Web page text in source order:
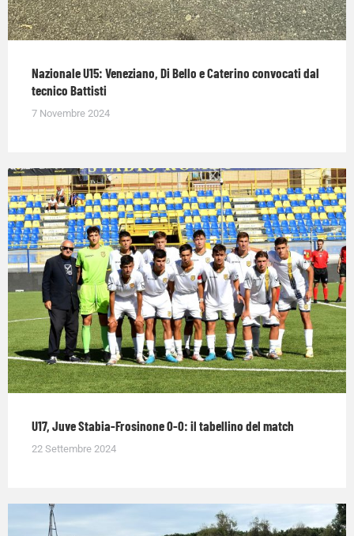
Nazionale U15: Veneziano, Di Bello e Caterino convocati dal
tecnico Battisti
7 Novembre 2024
U17, Juve Stabia-Frosinone 0-0: il tabellino del match
22 Settembre 2024